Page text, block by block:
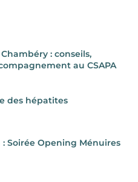
: conseils,
au CSAPA
des hépatites
Soirée Opening Ménuires